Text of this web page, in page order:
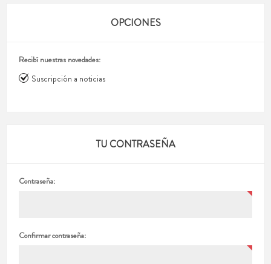
OPCIONES
Recibí nuestras novedades:
Suscripción a noticias
TU CONTRASEÑA
Contraseña:
Confirmar contraseña: